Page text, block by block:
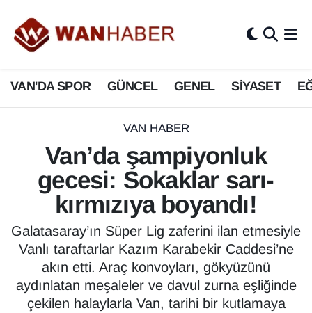
VAN'DA SPOR GÜNCEL GENEL SİYASET
VAN HABER
Van’da şampiyonluk
gecesi: Sokaklar sarı-
kırmızıya boyandı!
Galatasaray’ın Süper Lig zaferini ilan etmesiyle
Vanlı taraftarlar Kazım Karabekir Caddesi’ne
akın etti. Araç konvoyları, gökyüzünü
aydınlatan meşaleler ve davul zurna eşliğinde
çekilen halaylarla Van, tarihi bir kutlamaya
3.SAYFA
ASAYİŞ
BİLİM VE TEKNOLOJİ
Biyografi
Bölge Haberleri
ÇEVRE
Deprem
Dernekler, Odalar
Van Nöbetçi Eczaneler
Van Hava Durumu
Van Namaz Vakitleri
Van Trafik Yoğunluk Haritası
Süper Lig Puan Durumu ve Fikstür
Tüm Manşetler
Son Dakika Haberleri
Haber Arşivi